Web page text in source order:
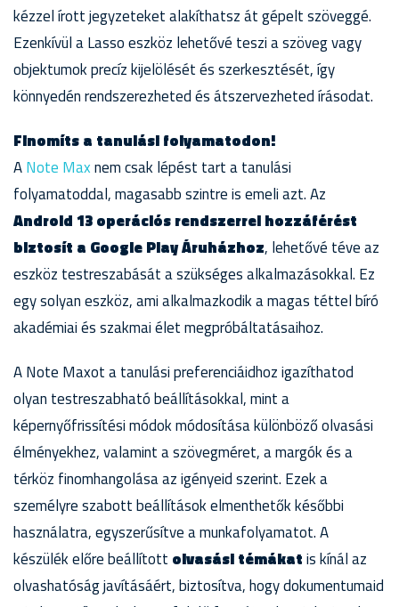
kézzel írott jegyzeteket alakíthatsz át gépelt szöveggé.
Ezenkívül a Lasso eszköz lehetővé teszi a szöveg vagy
objektumok precíz kijelölését és szerkesztését, így
könnyedén rendszerezheted és átszervezheted írásodat.
Finomíts a tanulási folyamatodon!
ANote Maxnem csak lépést tart a tanulási
folyamatoddal, magasabb szintre is emeli azt. Az
Android 13 operációs rendszerrel hozzáférést
biztosít a Google Play Áruházhoz, lehetővé téve az
eszköz testreszabását a szükséges alkalmazásokkal. Ez
egy solyan eszköz, ami alkalmazkodik a magas téttel bíró
akadémiai és szakmai élet megpróbáltatásaihoz.
A Note Maxot a tanulási preferenciáidhoz igazíthatod
olyan testreszabható beállításokkal, mint a
képernyőfrissítési módok módosítása különböző olvasási
élményekhez, valamint a szövegméret, a margók és a
térköz finomhangolása az igényeid szerint. Ezek a
személyre szabott beállítások elmenthetők későbbi
használatra, egyszerűsítve a munkafolyamatot. A
készülék előre beállított olvasási témákatis kínál az
olvashatóság javításáért, biztosítva, hogy dokumentumaid